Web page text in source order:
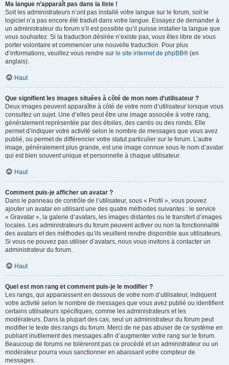
Ma langue n’apparaît pas dans la liste !
Soit les administrateurs n’ont pas installé votre langue sur le forum, soit le
logiciel n’a pas encore été traduit dans votre langue. Essayez de demander à
un administrateur du forum s’il est possible qu’il puisse installer la langue que
vous souhaitez. Si la traduction désirée n’existe pas, vous êtes libre de vous
porter volontaire et commencer une nouvelle traduction. Pour plus
d’informations, veuillez vous rendre sur le site internet de phpBB® (en
anglais).
Haut
Que signifient les images situées à côté de mon nom d’utilisateur ?
Deux images peuvent apparaître à côté de votre nom d’utilisateur lorsque vous
consultez un sujet. Une d’elles peut être une image associée à votre rang,
généralement représentée par des étoiles, des carrés ou des ronds. Elle
permet d’indiquer votre activité selon le nombre de messages que vous avez
publié, ou permet de différencier votre statut particulier sur le forum. L’autre
image, généralement plus grande, est une image connue sous le nom d’avatar
qui est bien souvent unique et personnelle à chaque utilisateur.
Haut
Comment puis-je afficher un avatar ?
Dans le panneau de contrôle de l’utilisateur, sous « Profil », vous pouvez
ajouter un avatar en utilisant une des quatre méthodes suivantes : le service
« Gravatar », la galerie d’avatars, les images distantes ou le transfert d’images
locales. Les administrateurs du forum peuvent activer ou non la fonctionnalité
des avatars et des méthodes qu’ils veuillent rendre disponible aux utilisateurs.
Si vous ne pouvez pas utiliser d’avatars, nous vous invitons à contacter un
administrateur du forum.
Haut
Quel est mon rang et comment puis-je le modifier ?
Les rangs, qui apparaissent en dessous de votre nom d’utilisateur, indiquent
votre activité selon le nombre de messages que vous avez publié ou identifient
certains utilisateurs spécifiques, comme les administrateurs et les
modérateurs. Dans la plupart des cas, seul un administrateur du forum peut
modifier le texte des rangs du forum. Merci de ne pas abuser de ce système en
publiant inutilement des messages afin d’augmenter votre rang sur le forum.
Beaucoup de forums ne toléreront pas ce procédé et un administrateur ou un
modérateur pourra vous sanctionner en abaissant votre compteur de
messages.